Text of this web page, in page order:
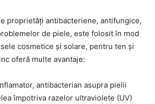
proprietăți antibacteriene, antifungice,
de piele, este folosit în mod
cosmetice și solare, pentru ten și
oferă multe avantaje:
antibacterian asupra pielii
împotriva razelor ultraviolete (UV)